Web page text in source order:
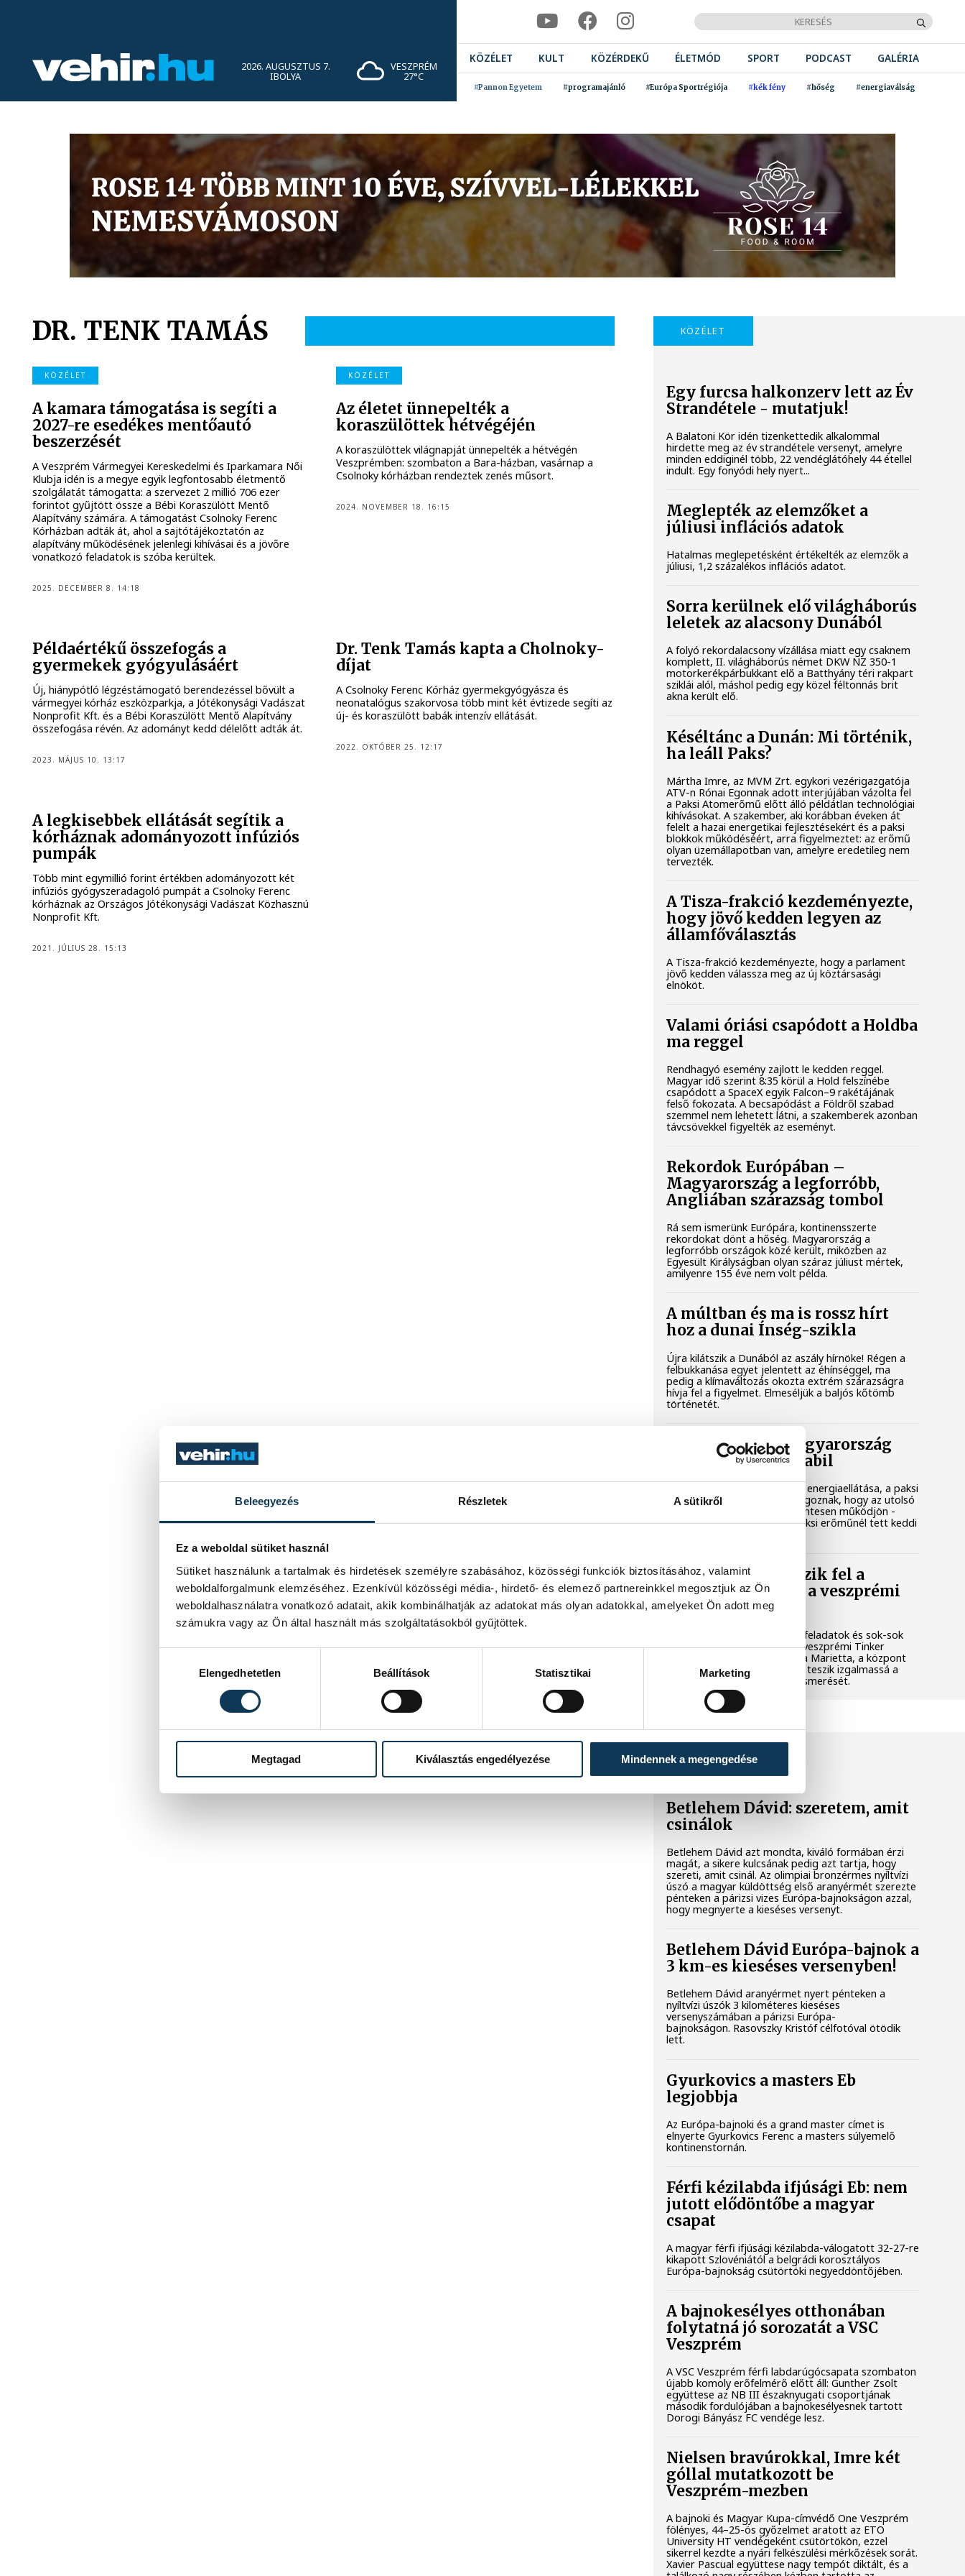
Beleegyezés Részletek A sütikről
Ez a weboldal sütiket használ
Sütiket használunk a tartalmak és hirdetések személyre szabásához, közösségi funkciók biztosításához, valamint
weboldalforgalmunk elemzéséhez. Ezenkívül közösségi média-, hirdető- és elemező partnereinkkel megosztjuk az Ön
weboldalhasználatra vonatkozó adatait, akik kombinálhatják az adatokat más olyan adatokkal, amelyeket Ön adott meg
számukra vagy az Ön által használt más szolgáltatásokból gyűjtöttek.
Elengedhetetlen
Beállítások Statisztikai Marketing
Megtagad Kiválasztás engedélyezése Mindennek a megengedése
2026. AUGUSZTUS 7.
IBOLYA
VESZPRÉM
27°C
KÖZÉLET KULT KÖZÉRDEKŰ ÉLETMÓD SPORT PODCAST GALÉRIA
#Pannon Egyetem #programajánló #Európa Sportrégiója #kék fény #hőség #energiaválság
DR. TENK TAMÁS
KÖZÉLET
A kamara támogatása is segíti a
2027-re esedékes mentőautó
beszerzését
A Veszprém Vármegyei Kereskedelmi és Iparkamara Női
Klubja idén is a megye egyik legfontosabb életmentő
szolgálatát támogatta: a szervezet 2 millió 706 ezer
forintot gyűjtött össze a Bébi Koraszülött Mentő
Alapítvány számára. A támogatást Csolnoky Ferenc
Kórházban adták át, ahol a sajtótájékoztatón az
alapítvány működésének jelenlegi kihívásai és a jövőre
vonatkozó feladatok is szóba kerültek.
2025. DECEMBER 8. 14:18
KÖZÉLET
Az életet ünnepelték a
koraszülöttek hétvégéjén
A koraszülöttek világnapját ünnepelték a hétvégén
Veszprémben: szombaton a Bara-házban, vasárnap a
Csolnoky kórházban rendeztek zenés műsort.
2024. NOVEMBER 18. 16:15
Példaértékű összefogás a
gyermekek gyógyulásáért
Új, hiánypótló légzéstámogató berendezéssel bővült a
vármegyei kórház eszközparkja, a Jótékonysági Vadászat
Nonprofit Kft. és a Bébi Koraszülött Mentő Alapítvány
összefogása révén. Az adományt kedd délelőtt adták át.
2023. MÁJUS 10. 13:17
Dr. Tenk Tamás kapta a Cholnoky-
díjat
A Csolnoky Ferenc Kórház gyermekgyógyásza és
neonatalógus szakorvosa több mint két évtizede segíti az
új- és koraszülött babák intenzív ellátását.
2022. OKTÓBER 25. 12:17
A legkisebbek ellátását segítik a
kórháznak adományozott infúziós
pumpák
Több mint egymillió forint értékben adományozott két
infúziós gyógyszeradagoló pumpát a Csolnoky Ferenc
kórháznak az Országos Jótékonysági Vadászat Közhasznú
Nonprofit Kft.
2021. JÚLIUS 28. 15:13
KÖZÉLET
Egy furcsa halkonzerv lett az Év
Strandétele - mutatjuk!
A Balatoni Kör idén tizenkettedik alkalommal
hirdette meg az év strandétele versenyt, amelyre
minden eddiginél több, 22 vendéglátóhely 44 étellel
indult. Egy fonyódi hely nyert...
Meglepték az elemzőket a
júliusi inflációs adatok
Hatalmas meglepetésként értékelték az elemzők a
júliusi, 1,2 százalékos inflációs adatot.
Sorra kerülnek elő világháborús
leletek az alacsony Dunából
A folyó rekordalacsony vízállása miatt egy csaknem
komplett, II. világháborús német DKW NZ 350-1
motorkerékpárbukkant elő a Batthyány téri rakpart
sziklái alól, máshol pedig egy közel féltonnás brit
akna került elő.
Késéltánc a Dunán: Mi történik,
ha leáll Paks?
Mártha Imre, az MVM Zrt. egykori vezérigazgatója
ATV-n Rónai Egonnak adott interjújában vázolta fel
a Paksi Atomerőmű előtt álló példátlan technológiai
kihívásokat. A szakember, aki korábban éveken át
felelt a hazai energetikai fejlesztésekért és a paksi
blokkok működéséért, arra figyelmeztet: az erőmű
olyan üzemállapotban van, amelyre eredetileg nem
tervezték.
A Tisza-frakció kezdeményezte,
hogy jövő kedden legyen az
államfőválasztás
A Tisza-frakció kezdeményezte, hogy a parlament
jövő kedden válassza meg az új köztársasági
elnököt.
Valami óriási csapódott a Holdba
ma reggel
Rendhagyó esemény zajlott le kedden reggel.
Magyar idő szerint 8:35 körül a Hold felszínébe
csapódott a SpaceX egyik Falcon–9 rakétájának
felső fokozata. A becsapódást a Földről szabad
szemmel nem lehetett látni, a szakemberek azonban
távcsövekkel figyelték az eseményt.
Rekordok Európában –
Magyarország a legforróbb,
Angliában szárazság tombol
Rá sem ismerünk Európára, kontinensszerte
rekordokat dönt a hőség. Magyarország a
legforróbb országok közé került, miközben az
Egyesült Királyságban olyan száraz júliust mértek,
amilyenre 155 éve nem volt példa.
A múltban és ma is rossz hírt
hoz a dunai Ínség-szikla
Újra kilátszik a Dunából az aszály hírnöke! Régen a
felbukkanása egyet jelentett az éhínséggel, ma
pedig a klímaváltozás okozta extrém szárazságra
hívja fel a figyelmet. Elmeséljük a baljós kőtömb
történetét.
Magyar Péter: Magyarország
energiaellátása stabil
Jelenleg stabil Magyarország energiaellátása, a paksi
erőmű munkatársai azon dolgoznak, hogy az utolsó
még termelő turbina hibamentesen működjön -
közölte a miniszterelnök a paksi erőműnél tett keddi
Játék közben fedezik fel a
tudomány világát a veszprémi
gyerekek
Látványos kísérletek, kreatív feladatok és sok-sok
élmény várja a gyerekeket a veszprémi Tinker
Labsben. Videónkban Balassa Marietta, a központ
vezetője mutatja be, hogyan teszik izgalmassá a
természettudományok megismerését.
Betlehem Dávid: szeretem, amit
csinálok
Betlehem Dávid azt mondta, kiváló formában érzi
magát, a sikere kulcsának pedig azt tartja, hogy
szereti, amit csinál. Az olimpiai bronzérmes nyíltvízi
úszó a magyar küldöttség első aranyérmét szerezte
pénteken a párizsi vizes Európa-bajnokságon azzal,
hogy megnyerte a kieséses versenyt.
Betlehem Dávid Európa-bajnok a
3 km-es kieséses versenyben!
Betlehem Dávid aranyérmet nyert pénteken a
nyíltvízi úszók 3 kilométeres kieséses
versenyszámában a párizsi Európa-
bajnokságon. Rasovszky Kristóf célfotóval ötödik
lett.
Gyurkovics a masters Eb
legjobbja
Az Európa-bajnoki és a grand master címet is
elnyerte Gyurkovics Ferenc a masters súlyemelő
kontinenstornán.
Férfi kézilabda ifjúsági Eb: nem
jutott elődöntőbe a magyar
csapat
A magyar férfi ifjúsági kézilabda-válogatott 32-27-re
kikapott Szlovéniától a belgrádi korosztályos
Európa-bajnokság csütörtöki negyeddöntőjében.
A bajnokesélyes otthonában
folytatná jó sorozatát a VSC
Veszprém
A VSC Veszprém férfi labdarúgócsapata szombaton
újabb komoly erőfelmérő előtt áll: Gunther Zsolt
együttese az NB III északnyugati csoportjának
második fordulójában a bajnokesélyesnek tartott
Dorogi Bányász FC vendége lesz.
Nielsen bravúrokkal, Imre két
góllal mutatkozott be
Veszprém-mezben
A bajnoki és Magyar Kupa-címvédő One Veszprém
fölényes, 44–25-ös győzelmet aratott az ETO
University HT vendégeként csütörtökön, ezzel
sikerrel kezdte a nyári felkészülési mérkőzések sorát.
Xavier Pascual együttese nagy tempót diktált, és a